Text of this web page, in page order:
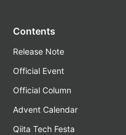
Contents
Release Note
Official Event
Official Column
Advent Calendar
Qiita Tech Festa